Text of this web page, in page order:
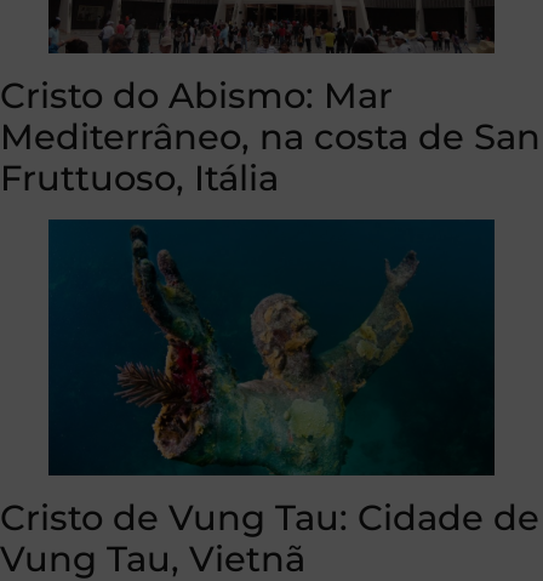
Cristo do Abismo: Mar
Mediterrâneo, na costa de San
Fruttuoso, Itália
Cristo de Vung Tau: Cidade de
Vung Tau, Vietnã